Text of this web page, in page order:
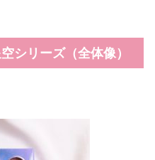
シリーズ（全体像）